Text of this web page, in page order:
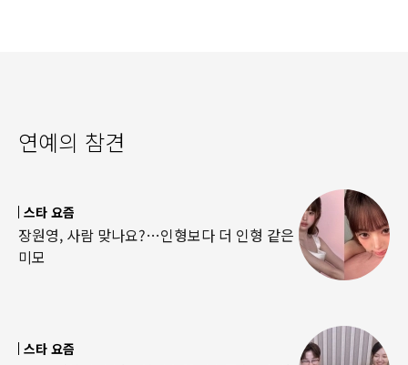
연예의 참견
스타 요즘
장원영, 사람 맞나요?…인형보다 더 인형 같은
미모
스타 요즘